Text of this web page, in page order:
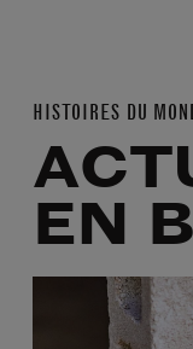
HISTOIRES DU
EN